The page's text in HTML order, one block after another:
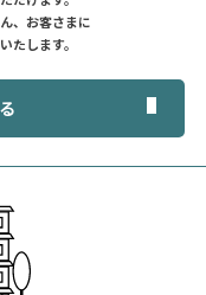
、お客さまに
たします。